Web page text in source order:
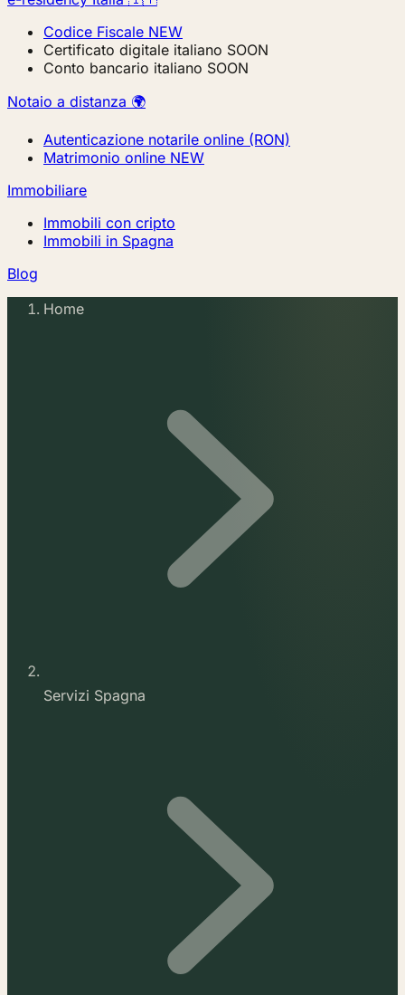
Codice Fiscale NEW
Certificato digitale italiano SOON
Conto bancario italiano SOON
Notaio a distanza 🌍
Autenticazione notarile online (RON)
Matrimonio online NEW
Immobiliare
Immobili con cripto
Immobili in Spagna
Blog
Home
Servizi Spagna